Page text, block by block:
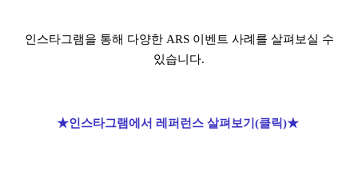
인스타그램을 통해 다양한 ARS 이벤트 사례를 살펴보실 수
있습니다.
★인스타그램에서 레퍼런스 살펴보기(클릭)★